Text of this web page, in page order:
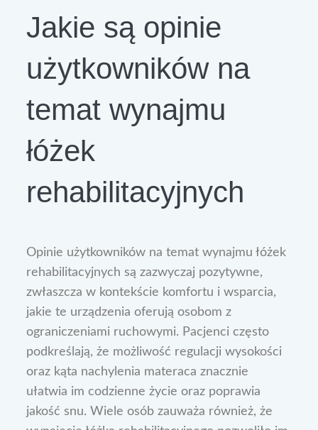
Jakie są opinie
użytkowników na
temat wynajmu
łóżek
rehabilitacyjnych
Opinie użytkowników na temat wynajmu łóżek
rehabilitacyjnych są zazwyczaj pozytywne,
zwłaszcza w kontekście komfortu i wsparcia,
jakie te urządzenia oferują osobom z
ograniczeniami ruchowymi. Pacjenci często
podkreślają, że możliwość regulacji wysokości
oraz kąta nachylenia materaca znacznie
ułatwia im codzienne życie oraz poprawia
jakość snu. Wiele osób zauważa również, że